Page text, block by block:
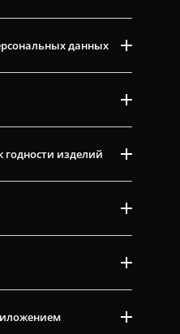
данных
изделий